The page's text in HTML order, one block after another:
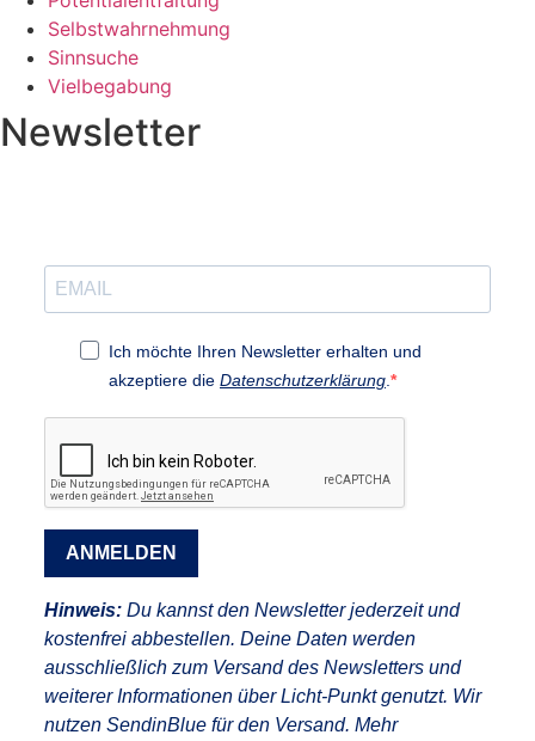
Selbstwahrnehmung
Sinnsuche
Vielbegabung
Newsletter
Ich möchte Ihren Newsletter erhalten und
akzeptiere die Datenschutzerklärung
ANMELDEN
Hinweis: Du kannst den Newsletter jederzeit und
kostenfrei abbestellen. Deine Daten werden
ausschließlich zum Versand des Newsletters und
weiterer Informationen über Licht-Punkt genutzt. Wir
nutzen SendinBlue für den Versand. Mehr